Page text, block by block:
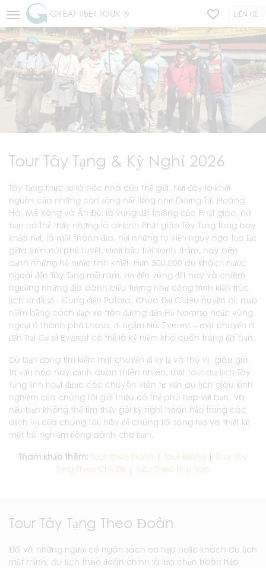
GREAT TIBET TOUR ® LIÊN HỆ
Tour Tây Tạng & Kỳ Nghỉ 2026
Tây Tạng thực sự là nóc nhà của thế giới. Nơi đây là khởi
nguồn của những con sông nổi tiếng như Dương Tử, Hoàng
Hà, Mê Kông và Ấn Độ; là vùng đất thiêng của Phật giáo, nơi
bạn có thể thấy những lá cờ kinh Phật giáo Tây Tạng tung bay
khắp nơi; là một thánh địa, nơi những tu viện nguy nga tọa lạc
giữa sườn núi phủ tuyết, dưới bầu trời xanh thẳm, hay bên
cạnh những hồ nước tinh khiết. Hơn 300.000 du khách nước
ngoài đến Tây Tạng mỗi năm. Họ đến vùng đất này và chiêm
ngưỡng những địa danh biểu tượng như công trình kiến trúc
lịch sử đồ sộ - Cung điện Potala, Chùa Đại Chiêu huyền bí; mạo
hiểm bằng cách đạp xe trên đường đến Hồ Namtso hoặc vùng
ngoại ô thành phố Lhasa; đi ngắm Núi Everest – một chuyến đi
đến Trại Cơ sở Everest có thể là kỷ niệm khó quên trong đời bạn.
Dù bạn đang tìm kiếm một chuyến đi kỳ lạ và thú vị, giàu giá
trị văn hóa hay cảnh quan thiên nhiên, một tour du lịch Tây
Tạng linh hoạt được các chuyên viên tư vấn du lịch giàu kinh
nghiệm của chúng tôi giới thiệu có thể phù hợp với bạn. Và
nếu bạn không thể tìm thấy gói kỳ nghỉ hoàn hảo trong các
dịch vụ của chúng tôi, hãy để chúng tôi sáng tạo và thiết kế
một trải nghiệm riêng dành cho bạn.
Tham khảo thêm: Tour Theo Đoàn | Tour Riêng | Tour Tây
Tạng Theo Chủ Đề | Tour Theo Khu Vực
Tour Tây Tạng Theo Đoàn
Đối với những người có ngân sách eo hẹp hoặc khách du lịch
một mình, du lịch theo đoàn chính là lựa chọn hoàn hảo